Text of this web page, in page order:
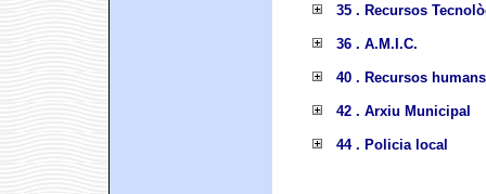
35 . Recursos
36 . A.M.I.C.
40 . Recursos humans
42 . Arxiu Municipal
44 . Policia local